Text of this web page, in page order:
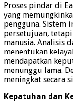
Proses pindar di
yang
pengguna. Sistem
persetujuan,
manusia. Analisis
menentukan
mendapatkan
menunggu lama.
meningkat secara
Kepatuhan dan